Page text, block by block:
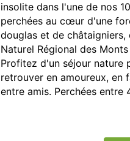
insolite dans l'une de nos
perchées au cœur d'une
douglas et de châtaigniers,
Naturel Régional des
Profitez d'un séjour nature
retrouver en amoureux, en
entre amis. Perchées entre